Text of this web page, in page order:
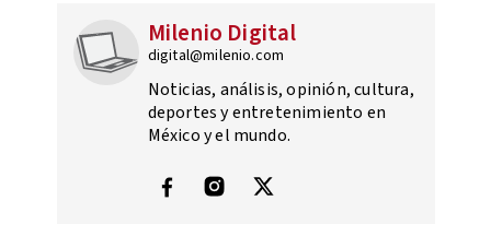
Milenio Digital
digital@milenio.com
Noticias, análisis, opinión, cultura,
deportes y entretenimiento en
México y el mundo.